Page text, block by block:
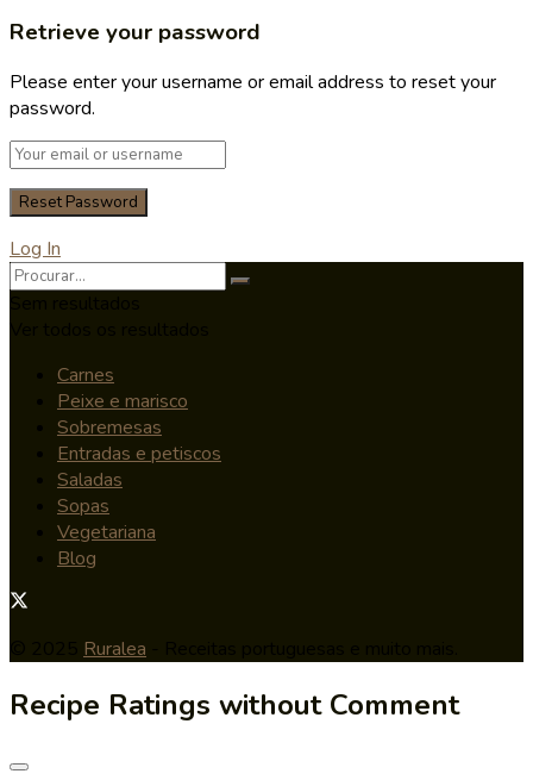
Retrieve your password
Please enter your username or email address to reset your
password.
Log In
Carnes
Peixe e marisco
Sobremesas
Entradas e petiscos
Saladas
Sopas
Vegetariana
Blog
Ruralea
Recipe Ratings without Comment